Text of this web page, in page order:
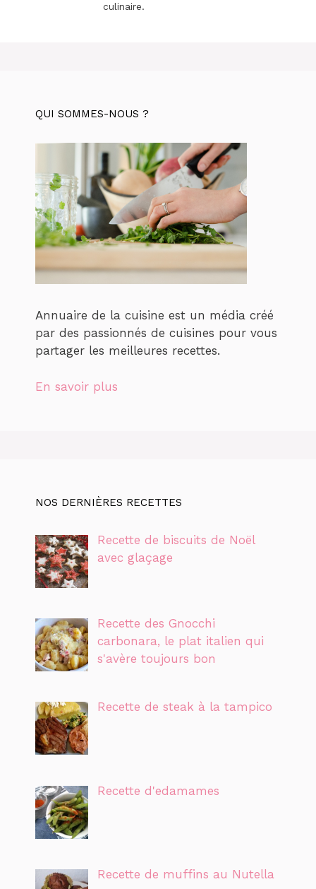
culinaire.
QUI SOMMES-NOUS ?
Annuaire de la cuisine est un média créé
par des passionnés de cuisines pour vous
partager les meilleures recettes.
En savoir plus
NOS DERNIÈRES RECETTES
Recette de biscuits de Noël
avec glaçage
Recette des Gnocchi
carbonara, le plat italien qui
s'avère toujours bon
Recette de steak à la tampico
Recette d'edamames
Recette de muffins au Nutella